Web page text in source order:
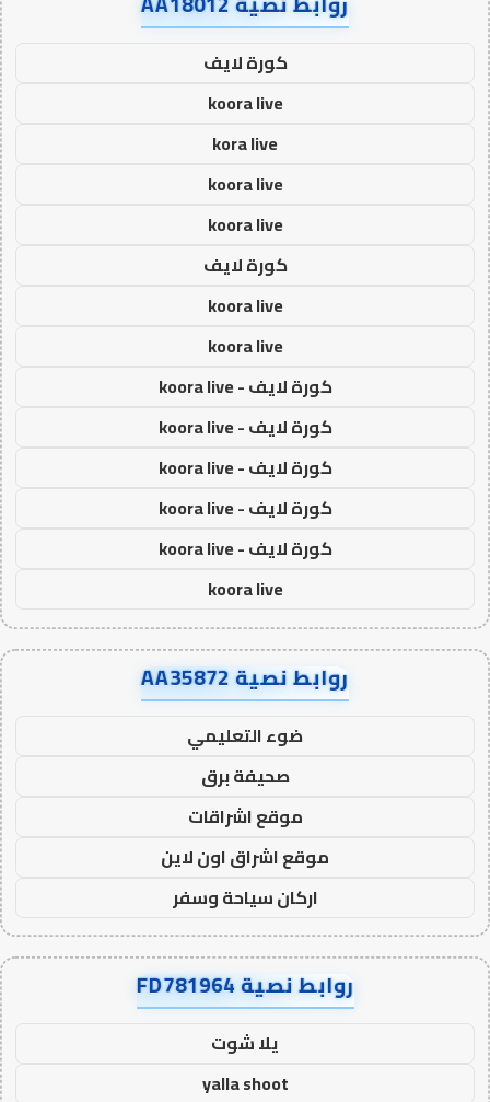
كورة لايف
koora live
kora live
koora live
koora live
كورة لايف
koora live
koora live
كورة لايف - koora live
كورة لايف - koora live
كورة لايف - koora live
كورة لايف - koora live
كورة لايف - koora live
koora live
روابط نصية AA35872
ضوء التعليمي
صحيفة برق
موقع اشراقات
موقع اشراق اون لاين
اركان سياحة وسفر
روابط نصية FD781964
يلا شوت
yalla shoot